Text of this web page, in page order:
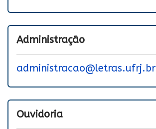
Administração
administracao@letras.ufrj.br
Ouvidoria